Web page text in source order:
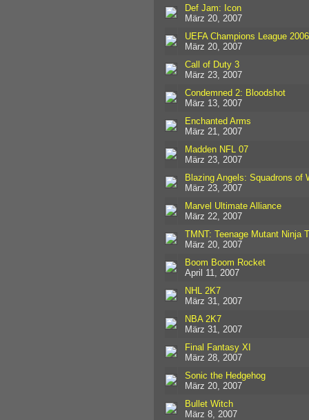
Def Jam: Icon
März 20, 2007
UEFA Champions League
März 20, 2007
Call of Duty 3
März 23, 2007
Condemned 2: Bloodshot
März 13, 2007
Enchanted Arms
März 21, 2007
Madden NFL 07
März 23, 2007
Blazing Angels: Squadrons of
März 23, 2007
Marvel Ultimate Alliance
März 22, 2007
TMNT: Teenage Mutant Ninja
März 20, 2007
Boom Boom Rocket
April 11, 2007
NHL 2K7
März 31, 2007
NBA 2K7
März 31, 2007
Final Fantasy XI
März 28, 2007
Sonic the Hedgehog
März 20, 2007
Bullet Witch
März 8, 2007